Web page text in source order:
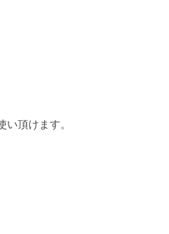
頂けます。